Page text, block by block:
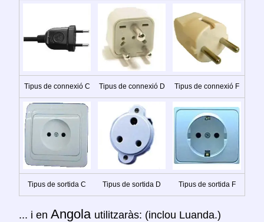
Tipus de connexió C Tipus de connexió D Tipus de connexió F
Tipus de sortida C Tipus de sortida D Tipus de sortida F
... i en Angola utilitzaràs: (inclou Luanda.)